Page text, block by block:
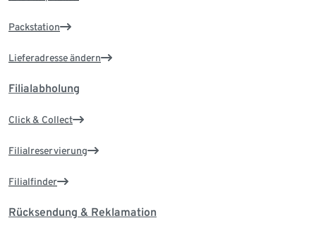
Packstation
Lieferadresse ändern
Filialabholung
Click & Collect
Filialreservierung
Filialfinder
Rücksendung & Reklamation